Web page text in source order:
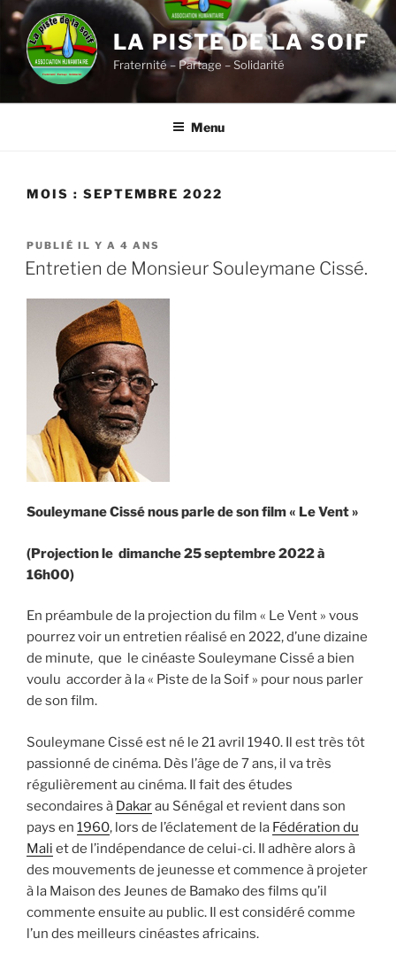
Aller
au
contenu
principal
LA PISTE DE LA SOIF
Fraternité – Partage – Solidarité
Menu
MOIS : SEPTEMBRE 2022
PUBLIÉ
LE
PUBLIÉ IL Y A 4 ANS
Entretien de Monsieur Souleymane Cissé.
Souleymane Cissé nous parle de son film« Le Vent »
(Projection le dimanche 25 septembre 2022 à
16h00)
En préambule de la projection du film « Le Vent » vous
pourrez voir un entretien réalisé en 2022, d’une dizaine
de minute, que le cinéaste Souleymane Cissé a bien
voulu accorder à la « Piste de la Soif » pour nous parler
de son film.
Souleymane Cissé est né le 21 avril 1940. Il est très tôt
passionné de cinéma. Dès l’âge de 7 ans, il va très
régulièrement au cinéma. Il fait des études
secondaires à Dakarau Sénégal et revient dans son
pays en 1960, lors de l’éclatement de la Fédération du
Mali et de l’indépendance de celui-ci. Il adhère alors à
des mouvements de jeunesse et commence à projeter
à la Maison des Jeunes de Bamako des films qu’il
commente ensuite au public. Il est considéré comme
l’un des meilleurs cinéastes africains.